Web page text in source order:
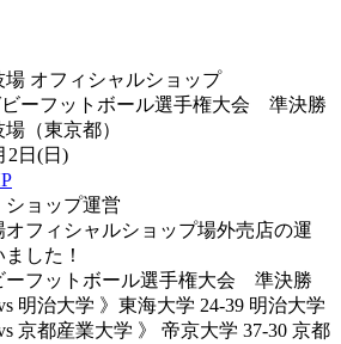
オフィシャルショップ
ーフットボール選手権大会 準決勝
（東京都）
2日(日)
ョップ運営
フィシャルショップ場外売店の運
した！
ーフットボール選手権大会 準決勝
明治大学 》東海大学 24-39 明治大学
京都産業大学 》 帝京大学 37-30 京都